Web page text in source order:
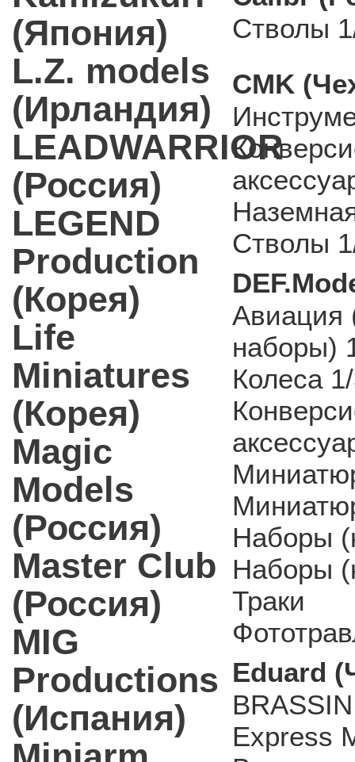
(Япония)
L.Z. models
(Ирландия)
LEADWARRIOR
(Россия)
LEGEND
Production
(Корея)
Life
Miniatures
(Корея)
Magic
Models
(Россия)
Master Club
(Россия)
MIG
Productions
(Испания)
Стволы
CMK
Стволы
Авиация
наборы)
Колеса
Наборы
Наборы
Траки
Eduard
BRASSIN
Express